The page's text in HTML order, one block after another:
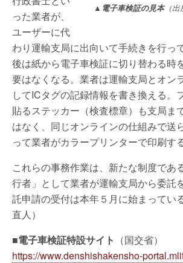
▲電子車検証の見本（出
った業者が、
ユーザーに代
わり運輸支局に出向いて手続きを行っ
後は紙から電子車検証に切り替わる時
要はなくなる。業者は運輸支局とオン
してICタグの記録情報を書き換える。
貼るステッカー（検査標章）も支局ま
はなく、同じオンラインの仕組みで送
って業者がカラープリンターで印刷する
これらの事務作業は、新たな制度であ
行者」として業者が運輸支局から委託
託申請の受付は本年５月に始まってい
直人）
■電子車検証特設サイト （国交省）
https://www.denshishakensho-